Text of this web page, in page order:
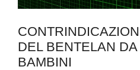
DEL BENTELAN
BAMBINI